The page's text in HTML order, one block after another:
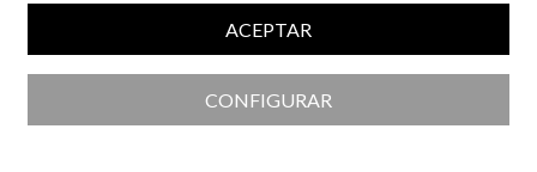
ACEPTAR
CONFIGURAR
fármacos antidiabéticos orales o inyectables no insulínicos, su
médico de cabecera, inicia la insulinización y hace el ajuste
hasta conseguir un buen control, apoyado por la Educación
Terapéutica adecuada por parte de enfermería.